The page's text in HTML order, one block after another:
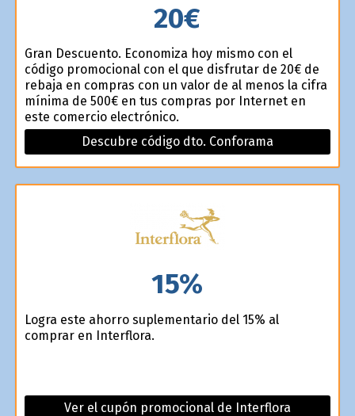
20€
Gran Descuento. Economiza hoy mismo con el
código promocional con el que disfrutar de 20€ de
rebaja en compras con un valor de al menos la cifra
mínima de 500€ en tus compras por Internet en
este comercio electrónico.
Descubre código dto. Conforama
15%
Logra este ahorro suplementario del 15% al
comprar en Interflora.
Ver el cupón promocional de Interflora